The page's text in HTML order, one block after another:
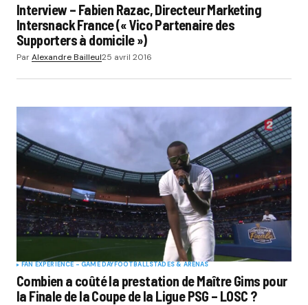
Interview – Fabien Razac, Directeur Marketing
Intersnack France (« Vico Partenaire des
Supporters à domicile »)
ParAlexandre Bailleul25 avril 2016
FAN EXPERIENCE - GAME DAYFOOTBALLSTADES & ARENAS
Combien a coûté la prestation de Maître Gims pour
la Finale de la Coupe de la Ligue PSG – LOSC ?